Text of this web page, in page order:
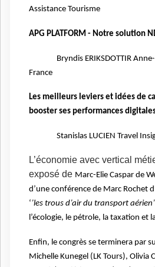
Assistance Tourisme
APG PLATFORM - Notre solution
Bryndis ERIKSDOTTIR
France
Les meilleurs leviers et idées de
booster ses performances
Stanislas LUCIEN Travel
L’économie avec vertical
exposé de Marc-Elie Caspar de
d’une conférence de Marc Rochet
‘’les trous d’air du transport
l’écologie, le pétrole, la taxation et
Enfin, le congrès se terminera par
Michelle Kunegel (LK Tours), Olivia